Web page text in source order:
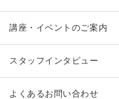
講座・イベントのご案内
スタッフインタビュー
よくあるお問い合わせ